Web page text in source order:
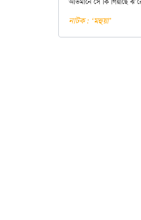
নাটক : ‘মহুয়া’